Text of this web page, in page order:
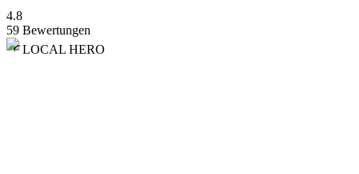
4.8
59 Bewertungen
LOCAL HERO